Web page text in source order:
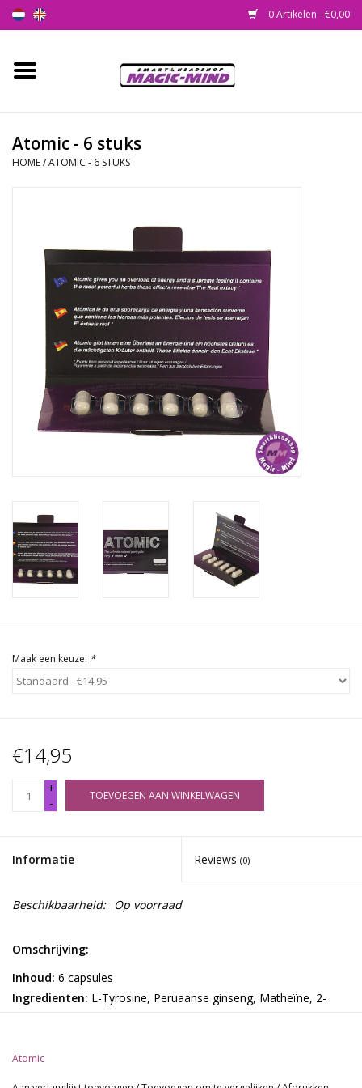
0 Artikelen - €0,00
Home
Smartshop
SEEDSHOP
Health Supplies
Psychedelic
Rituals & Wierook
Atomic - 6 stuks
HOME/ATOMIC - 6 STUKS
Maak een keuze: *
€14,95
+
-
TOEVOEGEN AAN WINKELWAGEN
Informatie Reviews (0)
Beschikbaarheid: Op voorraad
Omschrijving:
Inhoud: 6 capsules
Ingredienten: L-Tyrosine, Peruaanse ginseng, Matheïne, 2-
Kun je wel wat Raw Power gebruiken? Deze natuurlijke Atomic
Atomic